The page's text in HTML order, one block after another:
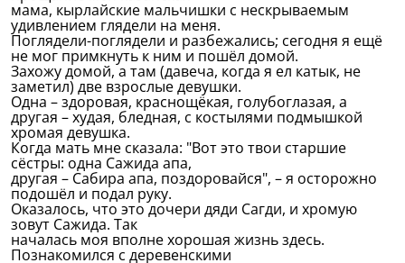
мама, кырлайские мальчишки с нескрываемым
удивлением глядели на меня.
Поглядели-поглядели и разбежались; сегодня я ещё
не мог примкнуть к ним и пошёл домой.
Захожу домой, а там (давеча, когда я ел катык, не
заметил) две взрослые девушки.
Одна – здоровая, краснощёкая, голубоглазая, а
другая – худая, бледная, с костылями подмышкой
хромая девушка.
Когда мать мне сказала: "Вот это твои старшие
сёстры: одна Сажида апа,
другая – Сабира апа, поздоровайся", – я осторожно
подошёл и подал руку.
Оказалось, что это дочери дяди Сагди, и хромую
зовут Сажида. Так
началась моя вполне хорошая жизнь здесь.
Познакомился с деревенскими